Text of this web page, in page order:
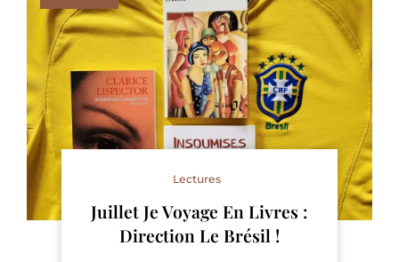
Lectures
Juillet Je Voyage En Livres :
Direction Le Brésil !